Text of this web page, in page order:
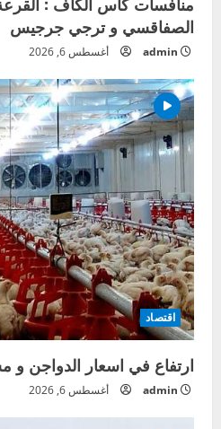
الصفاقسي و ترجي جرجيس
admin أغسطس 6, 2026
اقتصاد
ارتفاع في اسعار الدواجن و
admin أغسطس 6, 2026